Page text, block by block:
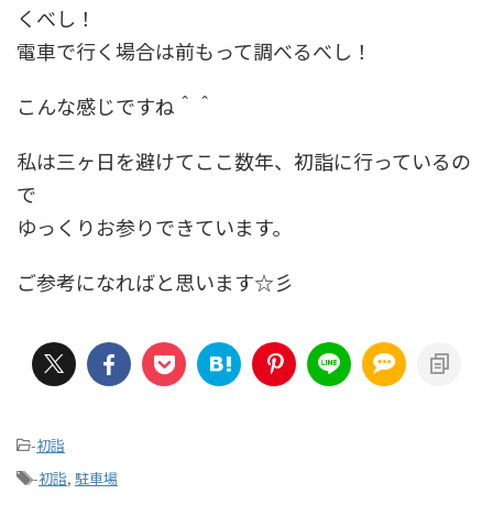
くべし！
電車で行く場合は前もって調べるべし！
こんな感じですね＾＾
私は三ヶ日を避けてここ数年、初詣に行っているの
で
ゆっくりお参りできています。
ご参考になればと思います☆彡
-初詣
-初詣, 駐車場